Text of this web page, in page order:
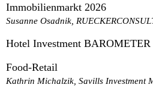
Immobilienmarkt 2026
Susanne Osadnik,
Hotel Investment BAROMETER
Food-Retail
Kathrin Michalzik, Savills Investment